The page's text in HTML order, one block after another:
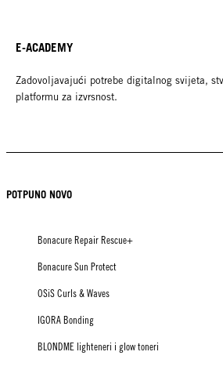
E-ACADEMY
Zadovoljavajući potrebe digitalnog svijeta,
platformu za izvrsnost.
POTPUNO NOVO
Bonacure Repair Rescue+
Bonacure Sun Protect
OSiS Curls & Waves
IGORA Bonding
BLONDME lighteneri i glow toneri